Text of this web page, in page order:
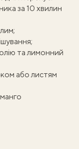
за 10 хвилин
та лимонний
або листям